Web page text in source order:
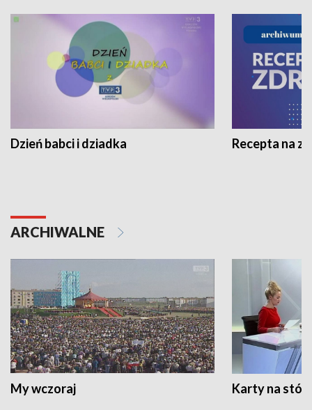
Dzień babci i dziadka Recepta na
ARCHIWALNE
My wczoraj Karty na